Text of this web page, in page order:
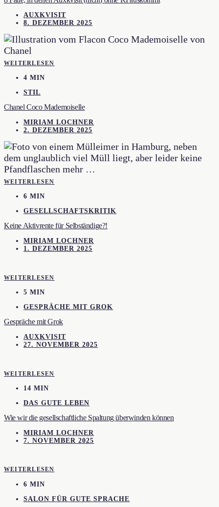
AUXKVISIT
8. DEZEMBER 2025
WEITERLESEN
4 MIN
STIL
Chanel Coco Mademoiselle
MIRIAM LOCHNER
2. DEZEMBER 2025
WEITERLESEN
6 MIN
GESELLSCHAFTSKRITIK
Keine Aktivrente für Selbständige?!
MIRIAM LOCHNER
1. DEZEMBER 2025
WEITERLESEN
5 MIN
GESPRÄCHE MIT GROK
Gespräche mit Grok
AUXKVISIT
27. NOVEMBER 2025
WEITERLESEN
14 MIN
DAS GUTE LEBEN
Wie wir die gesellschaftliche Spaltung überwinden können
MIRIAM LOCHNER
7. NOVEMBER 2025
WEITERLESEN
6 MIN
SALON FÜR GUTE SPRACHE